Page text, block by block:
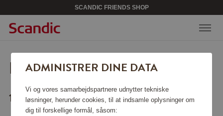
SCANDIC FRIENDS SHOP
HANDELSBETINGELSER
1. GENERELLE BESTEMMELSER
ADMINISTRER DINE DATA
Vi og vores samarbejdspartnere udnytter tekniske
løsninger, herunder cookies, til at indsamle oplysninger om
dig til forskellige formål, såsom: